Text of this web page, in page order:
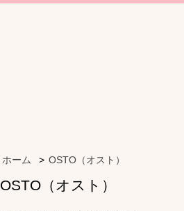
ホーム > OSTO（オスト）
OSTO（オスト）